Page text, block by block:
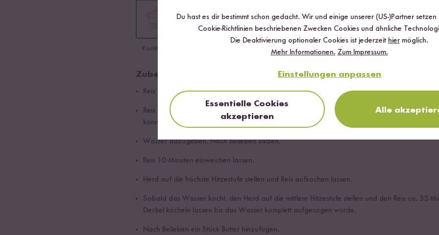
Kochtopf
Zubereitung im Kochtopf:
Reis in einen Kochtopf geben.
Reis waschen, um mögliche Verunreinigungen zu entfernen, die bei einem Naturprodukt
können.
Wasser dazugeben. Nach Belieben salzen.
Reis 10 Minuten einweichen lassen.
Herd auf die höchste Hitzestufe stellen und Reis aufkochen lassen.
Sobald das Wasser kocht, den Herd auf die mittlere Hitzestufe stellen und den Reis ca. 35
Deckel köcheln lassen bis das Wasser komplett aufgesogen wurde.
Nach Belieben ein Stück Butter hinzufügen.
Du hast es dir bestimmt schon gedacht. Wir und einige unserer (US-)Partner
Cookie-Richtlinien beschriebenen Zwecken Cookies und ähnliche
Die Deaktivierung optionaler Cookies ist jederzeit hier möglich.
Mehr Informationen. Zum Impressum.
Einstellungen anpassen
Essentielle Cookies
akzeptieren
Alle